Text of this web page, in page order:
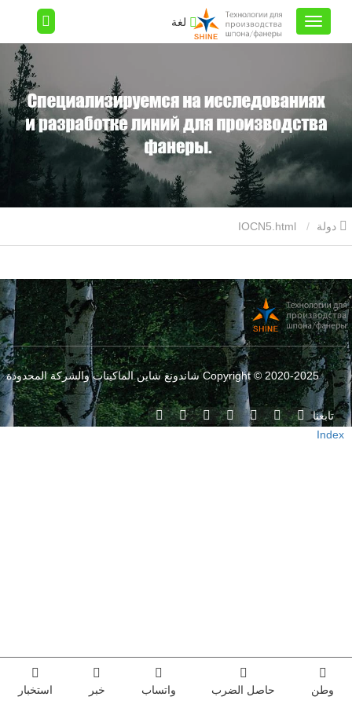
لغة
Copyright © 2020-2025 شاندونغ شاين الماكينات والشركة المحدودة
تابعنا
Index
وطن حاصل الضرب واتساب خبر استخبار